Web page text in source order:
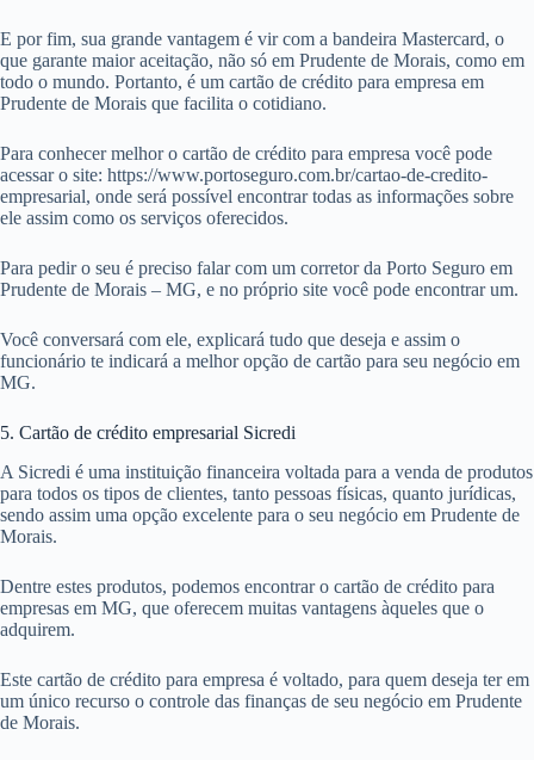
E por fim, sua grande vantagem é vir com a bandeira Mastercard, o
que garante maior aceitação, não só em Prudente de Morais, como em
todo o mundo. Portanto, é um cartão de crédito para empresa em
Prudente de Morais que facilita o cotidiano.
Para conhecer melhor o cartão de crédito para empresa você pode
acessar o site: https://www.portoseguro.com.br/cartao-de-credito-
empresarial, onde será possível encontrar todas as informações sobre
ele assim como os serviços oferecidos.
Para pedir o seu é preciso falar com um corretor da Porto Seguro em
Prudente de Morais – MG, e no próprio site você pode encontrar um.
Você conversará com ele, explicará tudo que deseja e assim o
funcionário te indicará a melhor opção de cartão para seu negócio em
MG.
5. Cartão de crédito empresarial Sicredi
A Sicredi é uma instituição financeira voltada para a venda de produtos
para todos os tipos de clientes, tanto pessoas físicas, quanto jurídicas,
sendo assim uma opção excelente para o seu negócio em Prudente de
Morais.
Dentre estes produtos, podemos encontrar o cartão de crédito para
empresas em MG, que oferecem muitas vantagens àqueles que o
adquirem.
Este cartão de crédito para empresa é voltado, para quem deseja ter em
um único recurso o controle das finanças de seu negócio em Prudente
de Morais.